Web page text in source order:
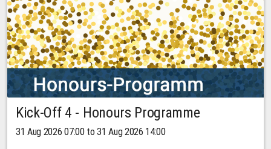
Kick-Off 4 - Honours Programme
31 Aug 2026 07:00 to 31 Aug 2026 14:00